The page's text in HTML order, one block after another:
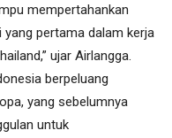
mempertahankan
pertama dalam kerja
ujar Airlangga.
berpeluang
yang sebelumnya
untuk